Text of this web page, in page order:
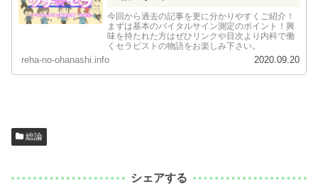
今回から過去の記事を更に分かりやすくご紹介！
まずは基本のバイタルサイン測定のポイント！興
味を持たれた方はぜひリンクや目次より内科で働
くセラピストの物語をお楽しみ下さい。
reha-no-ohanashi.info 2020.09.20
総論
シェアする